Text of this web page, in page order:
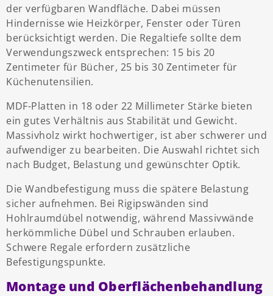
der verfügbaren Wandfläche. Dabei müssen
Hindernisse wie Heizkörper, Fenster oder Türen
berücksichtigt werden. Die Regaltiefe sollte dem
Verwendungszweck entsprechen: 15 bis 20
Zentimeter für Bücher, 25 bis 30 Zentimeter für
Küchenutensilien.
MDF-Platten in 18 oder 22 Millimeter Stärke bieten
ein gutes Verhältnis aus Stabilität und Gewicht.
Massivholz wirkt hochwertiger, ist aber schwerer und
aufwendiger zu bearbeiten. Die Auswahl richtet sich
nach Budget, Belastung und gewünschter Optik.
Die Wandbefestigung muss die spätere Belastung
sicher aufnehmen. Bei Rigipswänden sind
Hohlraumdübel notwendig, während Massivwände
herkömmliche Dübel und Schrauben erlauben.
Schwere Regale erfordern zusätzliche
Befestigungspunkte.
Montage und Oberflächenbehandlung